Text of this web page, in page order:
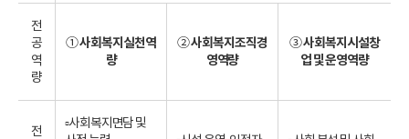
전
공
역
량
①사회복지실천역
량
②사회복지조직경
영역량
③사회복지시설창
업 및 운영역량
전
▫사회복지면담 및